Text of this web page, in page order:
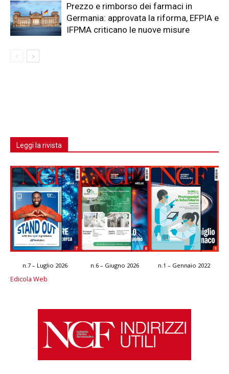
Prezzo e rimborso dei farmaci in
Germania: approvata la riforma, EFPIA e
IFPMA criticano le nuove misure
Leggi la rivista
n.7 – Luglio 2026 n.6 – Giugno 2026 n.1 – Gennaio 2022
Edicola Web